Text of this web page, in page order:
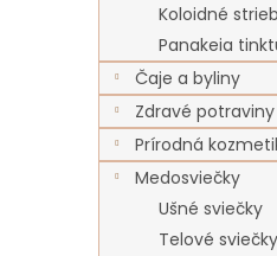
Koloidné
Panakeia
Čaje a byliny
Zdravé potraviny
Prírodná
Medosviečky
Ušné sviečky
Telové